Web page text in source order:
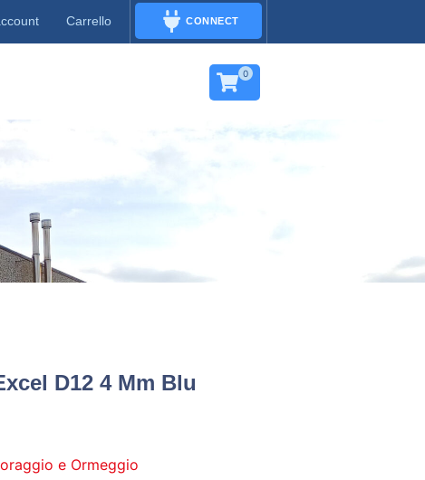
Carrello CONNECT
0
D12 4 Mm Blu
e Ormeggio